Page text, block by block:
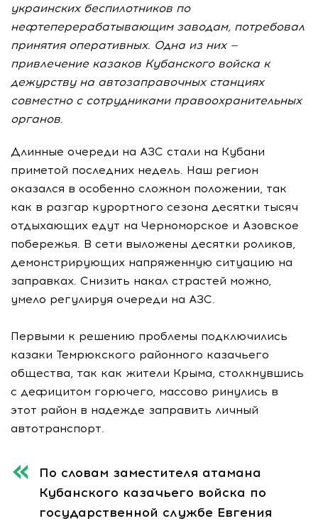
украинских беспилотников по
нефтеперерабатывающим заводам, потребовал
принятия оперативных. Одна из них —
привлечение казаков Кубанского войска к
дежурству на автозаправочных станциях
совместно с сотрудниками правоохранительных
органов.
Длинные очереди на АЗС стали на Кубани
приметой последних недель. Наш регион
оказался в особенно сложном положении, так
как в разгар курортного сезона десятки тысяч
отдыхающих едут на Черноморское и Азовское
побережья. В сети выложены десятки роликов,
демонстрирующих напряженную ситуацию на
заправках. Снизить накал страстей можно,
умело регулируя очереди на АЗС.
Первыми к решению проблемы подключились
казаки Темрюкского районного казачьего
общества, так как жители Крыма, столкнувшись
с дефицитом горючего, массово ринулись в
этот район в надежде заправить личный
автотранспорт.
По словам заместителя атамана
Кубанского казачьего войска по
государственной службе Евгения